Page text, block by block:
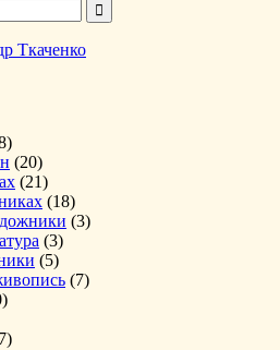
(20)
(21)
(18)
(3)
(3)
(5)
(7)